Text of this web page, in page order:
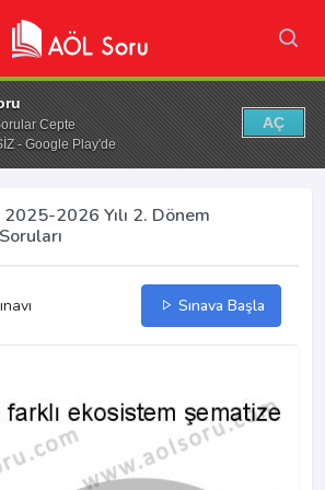
Cepte
- Google Play'de
AÇ
2026 Yılı 2. Dönem
Sınava Başla